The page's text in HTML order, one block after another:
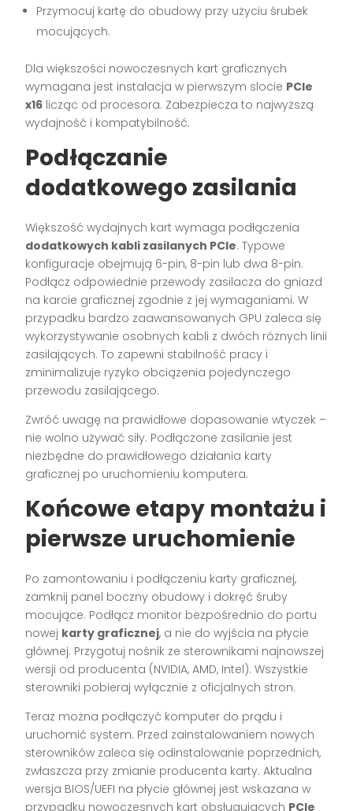
Przymocuj kartę do obudowy przy użyciu śrubek
mocujących.
Dla większości nowoczesnych kart graficznych
wymagana jest instalacja w pierwszym slocie PCIe
x16 licząc od procesora. Zabezpiecza to najwyższą
wydajność i kompatybilność.
Podłączanie
dodatkowego zasilania
Większość wydajnych kart wymaga podłączenia
dodatkowych kabli zasilanych PCIe. Typowe
konfiguracje obejmują 6-pin, 8-pin lub dwa 8-pin.
Podłącz odpowiednie przewody zasilacza do gniazd
na karcie graficznej zgodnie z jej wymaganiami. W
przypadku bardzo zaawansowanych GPU zaleca się
wykorzystywanie osobnych kabli z dwóch różnych linii
zasilających. To zapewni stabilność pracy i
zminimalizuje ryzyko obciążenia pojedynczego
przewodu zasilającego.
Zwróć uwagę na prawidłowe dopasowanie wtyczek –
nie wolno używać siły. Podłączone zasilanie jest
niezbędne do prawidłowego działania karty
graficznej po uruchomieniu komputera.
Końcowe etapy montażu i
pierwsze uruchomienie
Po zamontowaniu i podłączeniu karty graficznej,
zamknij panel boczny obudowy i dokręć śruby
mocujące. Podłącz monitor bezpośrednio do portu
nowej karty graficznej, a nie do wyjścia na płycie
głównej. Przygotuj nośnik ze sterownikami najnowszej
wersji od producenta (NVIDIA, AMD, Intel). Wszystkie
sterowniki pobieraj wyłącznie z oficjalnych stron.
Teraz można podłączyć komputer do prądu i
uruchomić system. Przed zainstalowaniem nowych
sterowników zaleca się odinstalowanie poprzednich,
zwłaszcza przy zmianie producenta karty. Aktualna
wersja BIOS/UEFI na płycie głównej jest wskazana w
przypadku nowoczesnych kart obsługujących PCIe